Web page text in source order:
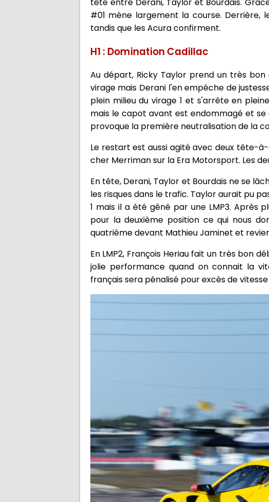
#01 mène largement la course.
tandis que les Acura confirment.
H1 : Domination Cadillac
Au départ, Ricky Taylor prend un très
virage mais Derani l'en empêche de
plein milieu du virage 1 et s'arrête en
mais le capot avant est endommagé et
provoque la première neutralisation de la
Le restart est aussi agité avec deux tête-
cher Merriman sur la Era Motorsport. Les
En tête, Derani, Taylor et Bourdais ne se
les risques dans le trafic. Taylor aurait pu
1 mais il a été gêné par une LMP3. Après
pour la deuxième position ce qui nous
quatrième devant Mathieu Jaminet et
En LMP2, François Heriau fait un très bon
jolie performance quand on connait la
français sera pénalisé pour excès de